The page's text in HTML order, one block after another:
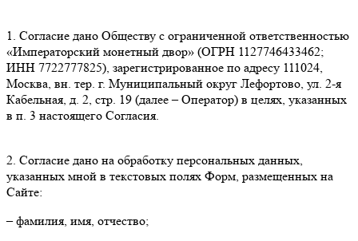
1. Согласие дано Обществу с ограниченной ответственностью
«Императорский монетный двор» (ОГРН 1127746433462;
ИНН 7722777825), зарегистрированное по адресу 111024,
Москва, вн. тер. г. Муниципальный округ Лефортово, ул. 2-я
Кабельная, д. 2, стр. 19 (далее – Оператор) в целях, указанных
в п. 3 настоящего Согласия.
2. Согласие дано на обработку персональных данных,
указанных мной в текстовых полях Форм, размещенных на
Сайте:
– фамилия, имя, отчество;